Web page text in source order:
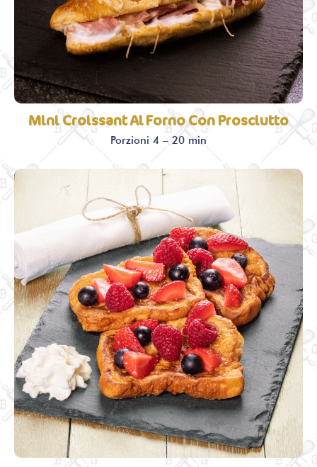
Mini Croissant Al Forno Con Prosciutto
Porzioni 4 – 20 min